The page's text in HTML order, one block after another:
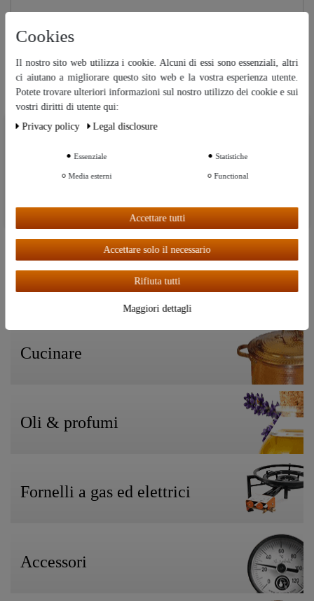
(150L) - per non far bruciare il
mosto nella caldaia
PVR: 299,00 €
Le nostre tematiche
Distillare
Cucinare
Oli & profumi
Fornelli a gas ed elettrici
Accessori
Ceres::Template.cookieBarHintText
Ceres::Template.cookieBarMoreSettings
Ceres::Template.cookieBarAcceptAll
Cookies
Il nostro sito web utilizza i cookie. Alcuni di essi sono essenziali, altri
ci aiutano a migliorare questo sito web e la vostra esperienza utente.
Potete trovare ulteriori informazioni sul nostro utilizzo dei cookie e sui
vostri diritti di utente qui:
Privacy policy
Legal disclosure
Essenziale Statistiche
Media esterni Functional
Accettare tutti
Accettare solo il necessario
Rifiuta tutti
Maggiori dettagli